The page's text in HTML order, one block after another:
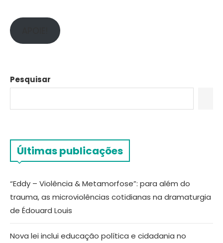
Pesquisar
Últimas publicações
“Eddy – Violência & Metamorfose”: para além do
trauma, as microviolências cotidianas na dramaturgia
de Édouard Louis
Nova lei inclui educação política e cidadania no